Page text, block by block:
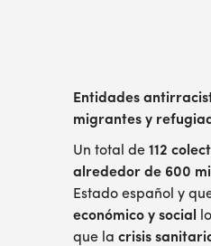
Entidades
migrantes y
Un total de 112
alrededor de 600
Estado español y
económico y social
que la crisis